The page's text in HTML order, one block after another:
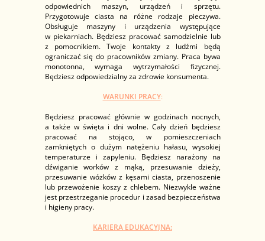
odpowiednich maszyn, urządzeń i sprzętu.
Przygotowuje ciasta na różne rodzaje pieczywa.
Obsługuje maszyny i urządzenia występujące
w piekarniach. Będziesz pracować samodzielnie lub
z pomocnikiem. Twoje kontakty z ludźmi będą
ograniczać się do pracowników zmiany. Praca bywa
monotonna, wymaga wytrzymałości fizycznej.
Będziesz odpowiedzialny za zdrowie konsumenta.
WARUNKI PRACY:
Będziesz pracować głównie w godzinach nocnych,
a także w święta i dni wolne. Cały dzień będziesz
pracować na stojąco, w pomieszczeniach
zamkniętych o dużym natężeniu hałasu, wysokiej
temperaturze i zapyleniu. Będziesz narażony na
dźwiganie worków z mąką, przesuwanie dzieży,
przesuwanie wózków z kęsami ciasta, przenoszenie
lub przewożenie koszy z chlebem. Niezwykle ważne
jest przestrzeganie procedur i zasad bezpieczeństwa
i higieny pracy.
KARIERA EDUKACYJNA: